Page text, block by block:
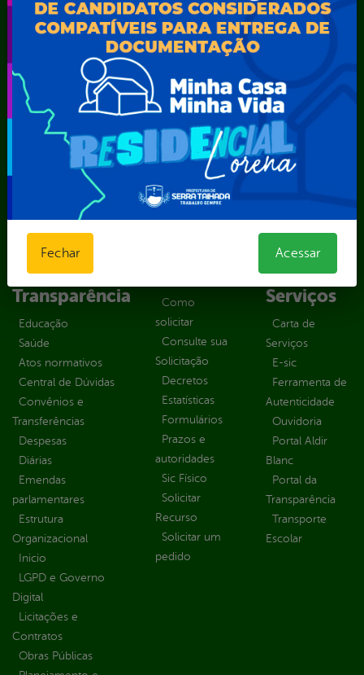
SEMARH / Secretaria de Agricultura Familiar – SEMAF
Secretaria Municipal de Educação – SEST
Secretaria Municipal de Esporte e Lazer – SEMEL
Secretaria Municipal de Finanças – SECFIN
Secretaria Municipal de Governo – SEGOV
Secretaria Municipal de Meio Ambiente – SEMA
Secretaria Municipal de Planejamento e Gestão – SEPLAG
Secretaria Municipal de Relações Institucionais – SEMRI
Secretaria Municipal de Saúde – SMS
Secretaria Municipal de Serviços Públicos – SEMUSP
Superintendência de Trânsito e Transportes de Serra
Talhada-STTRANS
Transparência, Fiscalização e Controle
Portal da
Transparência
Educação
Saúde
Atos normativos
Central de Dúvidas
Convênios e
Transferências
Despesas
Diárias
Emendas
parlamentares
Estrutura
Organizacional
Inicio
LGPD e Governo
Digital
Licitações e
Contratos
Obras Públicas
Como
solicitar
Consulte sua
Solicitação
Decretos
Estatísticas
Formulários
Prazos e
autoridades
Sic Físico
Solicitar
Recurso
Solicitar um
pedido
Outros
Serviços
Carta de
Serviços
E-sic
Ferramenta de
Autenticidade
Ouvidoria
Portal Aldir
Blanc
Portal da
Transparência
Transporte
Escolar
Fechar Acessar